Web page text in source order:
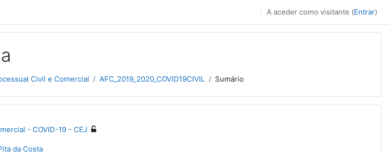
A aceder como visitante (Entrar)
Civil e Comercial AFC_2019_2020_COVID19CIVIL Sumário
- COVID-19 - CEJ
da Costa